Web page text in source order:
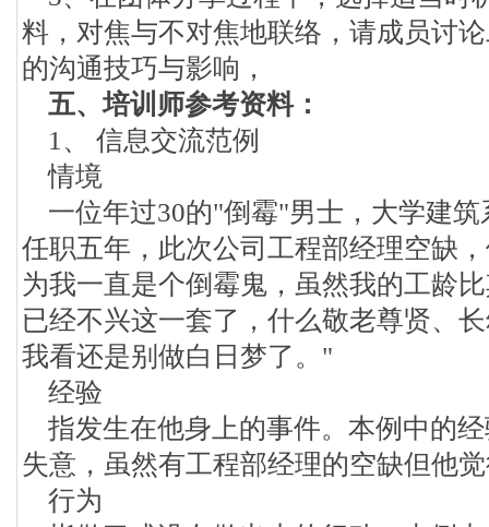
料，对焦与不对焦地联络，请成员讨
的沟通技巧与影响，
五、培训师参考资料：
1、 信息交流范例
情境
一位年过30的"倒霉"男士，大学建筑
任职五年，此次公司工程部经理空缺
为我一直是个倒霉鬼，虽然我的工龄
已经不兴这一套了，什么敬老尊贤、
我看还是别做白日梦了。"
经验
指发生在他身上的事件。本例中的
失意，虽然有工程部经理的空缺但他
行为